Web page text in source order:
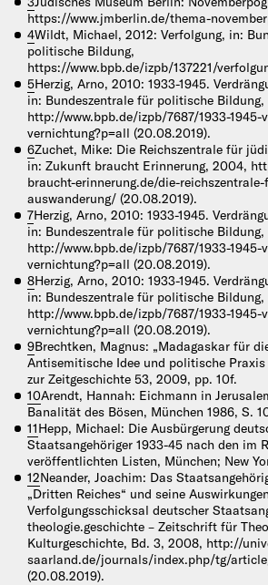
https://www.jmberlin.de/thema-
4Wildt, Michael, 2012: Verfolgung, in:
politische Bildung,
https://www.bpb.de/izpb/137221/
5Herzig, Arno, 2010: 1933-1945.
in: Bundeszentrale für politische Bildung,
http://www.bpb.de/izpb/7687/1933-1945-
vernichtung?p=all (20.08.2019).
6Zuchet, Mike: Die Reichszentrale für
in: Zukunft braucht Erinnerung, 2004,
braucht-erinnerung.de/die-
auswanderung/ (20.08.2019).
7Herzig, Arno, 2010: 1933-1945.
in: Bundeszentrale für politische Bildung,
http://www.bpb.de/izpb/7687/1933-1945-
vernichtung?p=all (20.08.2019).
8Herzig, Arno, 2010: 1933-1945.
in: Bundeszentrale für politische Bildung,
http://www.bpb.de/izpb/7687/1933-1945-
vernichtung?p=all (20.08.2019).
9Brechtken, Magnus: „Madagaskar für
Antisemitische Idee und politische Praxis
zur Zeitgeschichte 53, 2009, pp. 10f.
10Arendt, Hannah: Eichmann in
Banalität des Bösen, München 1986, S.
11Hepp, Michael: Die Ausbürgerung
Staatsangehöriger 1933-45 nach den im
veröffentlichten Listen, München; New
12Neander, Joachim: Das
„Dritten Reiches“ und seine
Verfolgungsschicksal deutscher
theologie.geschichte – Zeitschrift für
Kulturgeschichte, Bd. 3, 2008, http://
saarland.de/journals/index.php/tg/
(20.08.2019).